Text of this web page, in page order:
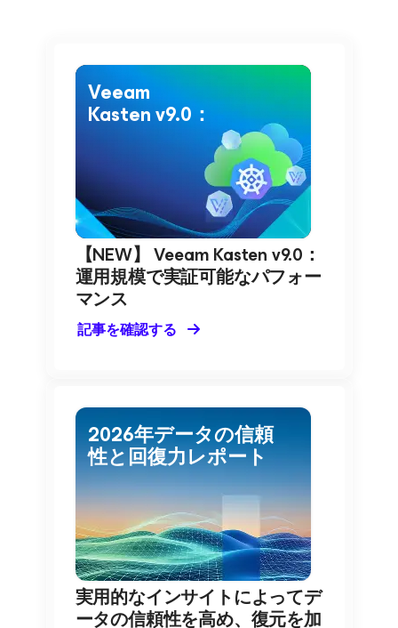
Veeam
Kasten v9.0：
【NEW】 Veeam Kasten v9.0：
運用規模で実証可能なパフォー
マンス
記事を確認する
2026年データの信頼
性と回復力レポート
実用的なインサイトによってデ
ータの信頼性を高め、復元を加